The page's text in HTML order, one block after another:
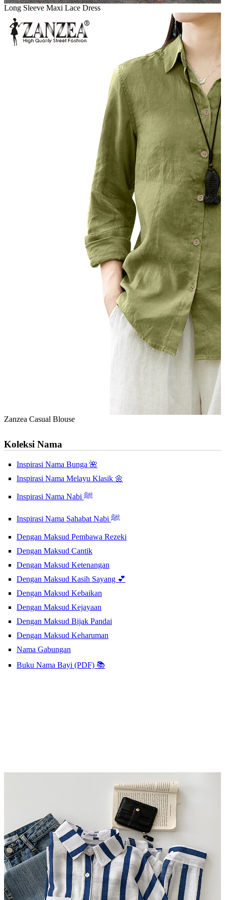
Long Sleeve Maxi Lace Dress
Zanzea Casual Blouse
Koleksi Nama
Inspirasi Nama Bunga 🌺
Inspirasi Nama Melayu Klasik 🌼
Inspirasi Nama Nabi ﷺ
Inspirasi Nama Sahabat Nabi ﷺ
Dengan Maksud Pembawa Rezeki
Dengan Maksud Cantik
Dengan Maksud Ketenangan
Dengan Maksud Kasih Sayang 💕
Dengan Maksud Kebaikan
Dengan Maksud Kejayaan
Dengan Maksud Bijak Pandai
Dengan Maksud Keharuman
Nama Gabungan
Buku Nama Bayi (PDF) 📚